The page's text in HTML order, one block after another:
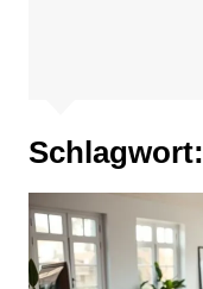
Schlagwort: